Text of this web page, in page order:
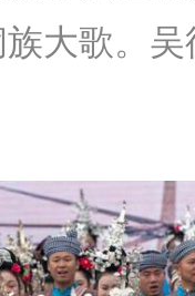
大歌。吴